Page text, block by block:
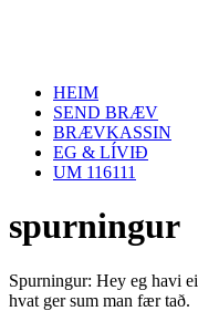
HEIM
SEND BRÆV
BRÆVKASSIN
EG & LÍVIÐ
UM 116111
spurningur
Spurningur: Hey eg havi
hvat ger sum man fær tað.